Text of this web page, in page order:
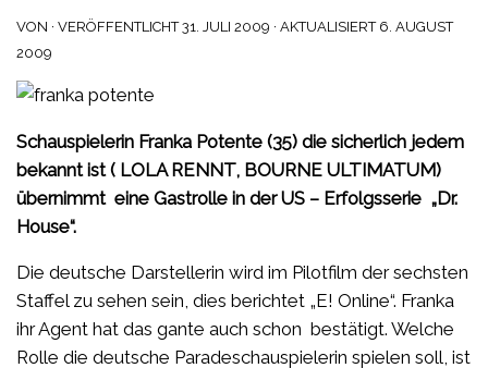
VON · VERÖFFENTLICHT31. JULI 2009 · AKTUALISIERT 6. AUGUST
2009
Schauspielerin Franka Potente (35) die sicherlich jedem
bekannt ist ( LOLA RENNT, BOURNE ULTIMATUM)
übernimmt eine Gastrolle in der US – Erfolgsserie „Dr.
House“.
Die deutsche Darstellerin wird im Pilotfilm der sechsten
Staffel zu sehen sein, dies berichtet „E! Online“. Franka
ihr Agent hat das gante auch schon bestätigt. Welche
Rolle die deutsche Paradeschauspielerin spielen soll, ist